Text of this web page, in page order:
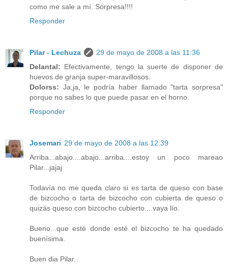
como me sale a mí. Sorpresa!!!!
Responder
Pilar - Lechuza
29 de mayo de 2008 a las 11:36
Delantal: Efectivamente, tengo la suerte de disponer de
huevos de granja super-maravillosos.
Dolorss: Ja,ja, le podría haber llamado "tarta sorpresa"
porque no sabes lo que puede pasar en el horno.
Responder
Josemari 29 de mayo de 2008 a las 12:39
Arriba...abajo....abajo...arriba....estoy un poco mareao
Pilar...jajaj
Todavía no me queda claro si es tarta de queso con base
de bizcocho o tarta de bizcocho con cubierta de queso o
quizás queso con bizcocho cubierto....vaya lío.
Bueno...que esté donde esté el bizcocho te ha quedado
buenísima.
Buen dia Pilar.